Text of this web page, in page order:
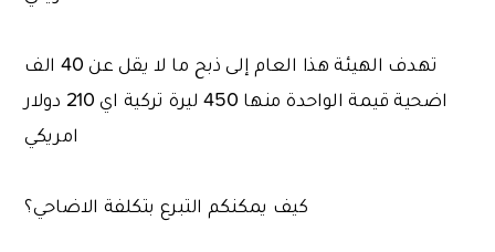
تهدف الهيئة هذا العام إلى ذبح ما لا يقل عن 40 الف
اضحية قيمة الواحدة منها 450 ليرة تركية اي 210 دولار
امريكي
كيف يمكنكم التبرع بتكلفة الاضاحي؟